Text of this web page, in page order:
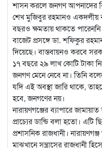
শাসন করলে জনগণ আপনাদের
শেখ মুজিবুর রহমানও একদলীয়
বছরও ক্ষমতায় থাকতে
বাজেট প্রসঙ্গে ডা. শফিকুর
দিয়েছে। বাস্তবায়নও করবে
১৭ বছরে ২৯ লাখ কোটি টাকা
জনগণ মেনে নেবে না। তিনি
যদি এই অবস্থা জারি থাকে,
হবে, জনগণের নয়।
নারায়ণগঞ্জের ব্যাপারে
প্রাচ্যের ডান্ডি বলা হতো। এটি
প্রশাসনিক রাজধানী।
মাঝখানে সন্ত্রাসের রাজধানী